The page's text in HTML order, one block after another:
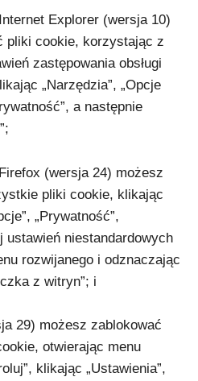
Explorer (wersja 10)
pliki cookie, korzystając z
zastępowania obsługi
„Narzędzia”, „Opcje
a następnie
(wersja 24) możesz
pliki cookie, klikając
„Prywatność”,
ustawień niestandardowych
rozwijanego i odznaczając
z witryn”; i
29) możesz zablokować
otwierając menu
klikając „Ustawienia”,